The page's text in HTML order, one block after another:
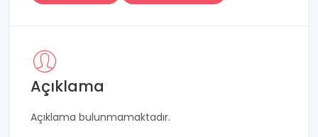
Açıklama
Açıklama bulunmamaktadır.